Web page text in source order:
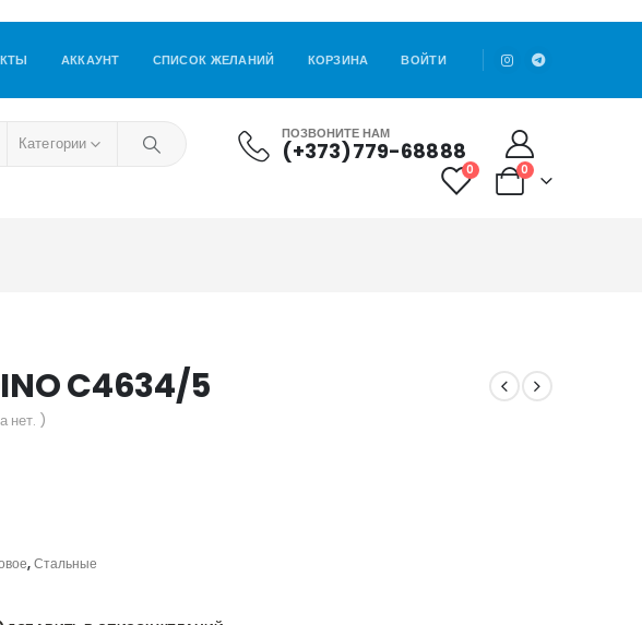
АККАУНТ СПИСОК ЖЕЛАНИЙ КОРЗИНА ВОЙТИ
Категории ПОЗВОНИТЕ НАМ
(+373)779-68888
0 0
C4634/5
нет. )
,Стальные